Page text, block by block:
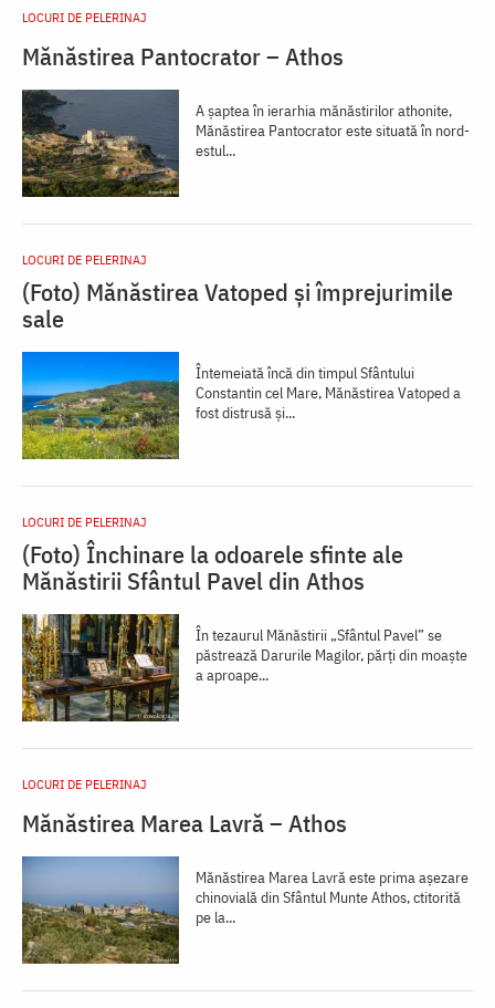
LOCURI DE PELERINAJ
Mănăstirea Pantocrator – Athos
A şaptea în ierarhia mănăstirilor athonite,
Mănăstirea Pantocrator este situată în nord-
estul...
LOCURI DE PELERINAJ
(Foto) Mănăstirea Vatoped și împrejurimile
sale
Întemeiată încă din timpul Sfântului
Constantin cel Mare, Mănăstirea Vatoped a
fost distrusă şi...
LOCURI DE PELERINAJ
(Foto) Închinare la odoarele sfinte ale
Mănăstirii Sfântul Pavel din Athos
În tezaurul Mănăstirii „Sfântul Pavel” se
păstrează Darurile Magilor, părți din moaște
a aproape...
LOCURI DE PELERINAJ
Mănăstirea Marea Lavră – Athos
Mănăstirea Marea Lavră este prima aşezare
chinovială din Sfântul Munte Athos, ctitorită
pe la...